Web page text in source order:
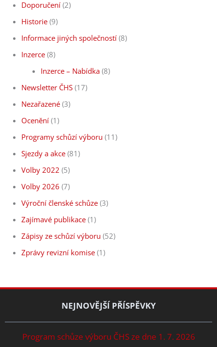
Doporučení (2)
Historie (9)
Informace jiných společností (8)
Inzerce (8)
Inzerce – Nabídka(8)
Newsletter ČHS (17)
Nezařazené (3)
Ocenění (1)
Programy schůzí výboru (11)
Sjezdy a akce (81)
Volby 2022 (5)
Volby 2026 (7)
Výroční členské schůze (3)
Zajímavé publikace (1)
Zápisy ze schůzí výboru (52)
Zprávy revizní komise (1)
NEJNOVĚJŠÍ PŘÍSPĚVKY
Program schůze výboru ČHS ze dne 1. 7. 2026